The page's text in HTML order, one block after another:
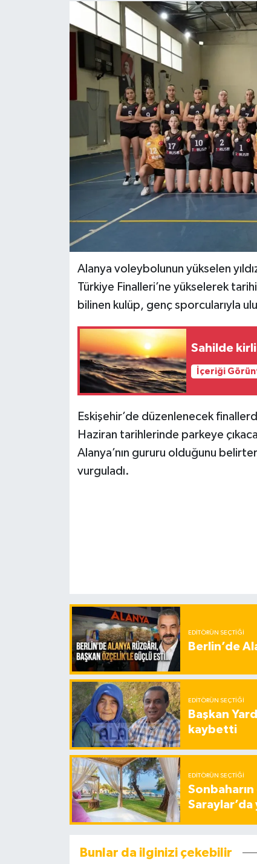
Alanya voleybolunun yükselen
Türkiye Finalleri’ne yükselerek
bilinen kulüp, genç sporcularıyla
Sahilde
İçeriği
Eskişehir’de düzenlenecek
Haziran tarihlerinde parkeye
Alanya’nın gururu olduğunu
vurguladı.
EDITÖRÜN SEÇTIĞI
Berlin’de
EDITÖRÜN SEÇTIĞI
Başkan
kaybetti
EDITÖRÜN SEÇTIĞI
Saraylar’da
Bunlar da ilginizi çekebilir